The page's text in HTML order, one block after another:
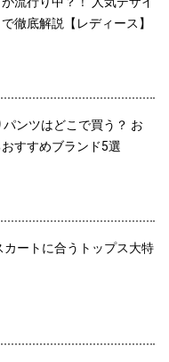
徹底解説【レディース】
ンツはどこで買う？ お
すすめブランド5選
カートに合うトップス大特